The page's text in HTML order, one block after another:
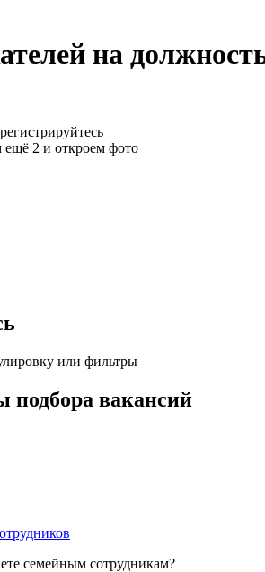
на
ещё 2 и откроем фото
или фильтры
вакансий
семейным сотрудникам?